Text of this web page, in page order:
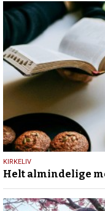
9.
juli
2026
KIRKELIV
Helt almindelige